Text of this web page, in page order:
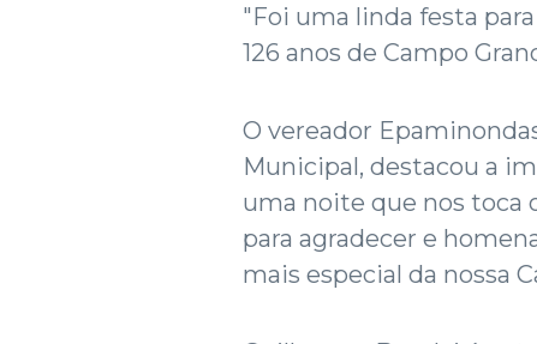
"Foi uma linda festa
126 anos de Campo
O vereador
Municipal, destacou a
uma noite que nos toca
para agradecer e
mais especial da nossa